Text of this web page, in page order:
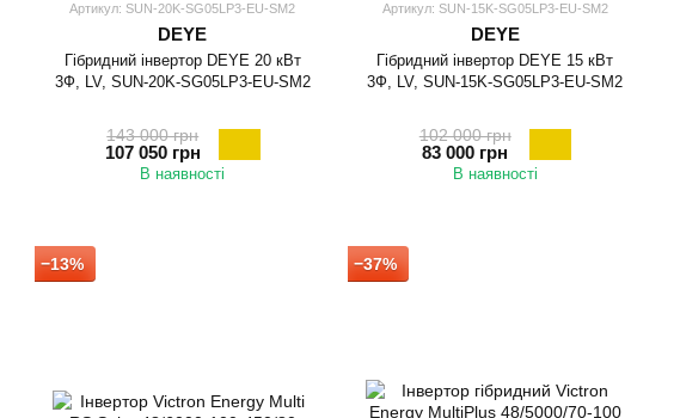
Артикул: SUN-20K-SG05LP3-EU-SM2
DEYE
Гібридний інвертор DEYE 20 кВт
3Ф, LV, SUN-20K-SG05LP3-EU-SM2
143 000 грн
107 050 грн
В наявності
Артикул: SUN-15K-SG05LP3-EU-SM2
DEYE
Гібридний інвертор DEYE 15 кВт
3Ф, LV, SUN-15K-SG05LP3-EU-SM2
102 000 грн
83 000 грн
В наявності
−13% −37%